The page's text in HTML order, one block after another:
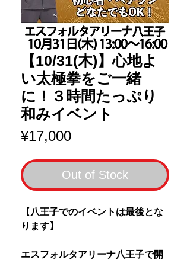
【10/31(木)】心地よ
い太極拳をご一緒
に！３時間たっぷり
和みイベント
¥17,000Price
Out of Stock
【八王子でのイベントは最後とな
ります】
エスフォルタアリーナ八王子で開